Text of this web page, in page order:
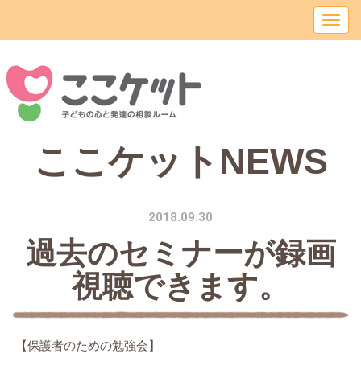
ここケットNEWS
2018.09.30
過去のセミナーが録画
視聴できます。
【保護者のための勉強会】